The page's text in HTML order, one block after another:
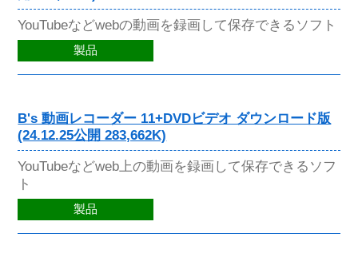
YouTubeなどwebの動画を録画して保存できるソフト
製品
B's 動画レコーダー 11+DVDビデオ ダウンロード版
(24.12.25公開 283,662K)
YouTubeなどweb上の動画を録画して保存できるソフ
ト
製品